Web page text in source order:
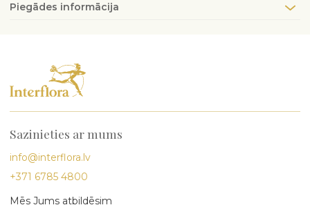
Piegādes informācija
Sazinieties ar mums
info@interflora.lv
+371 6785 4800
Mēs Jums atbildēsim